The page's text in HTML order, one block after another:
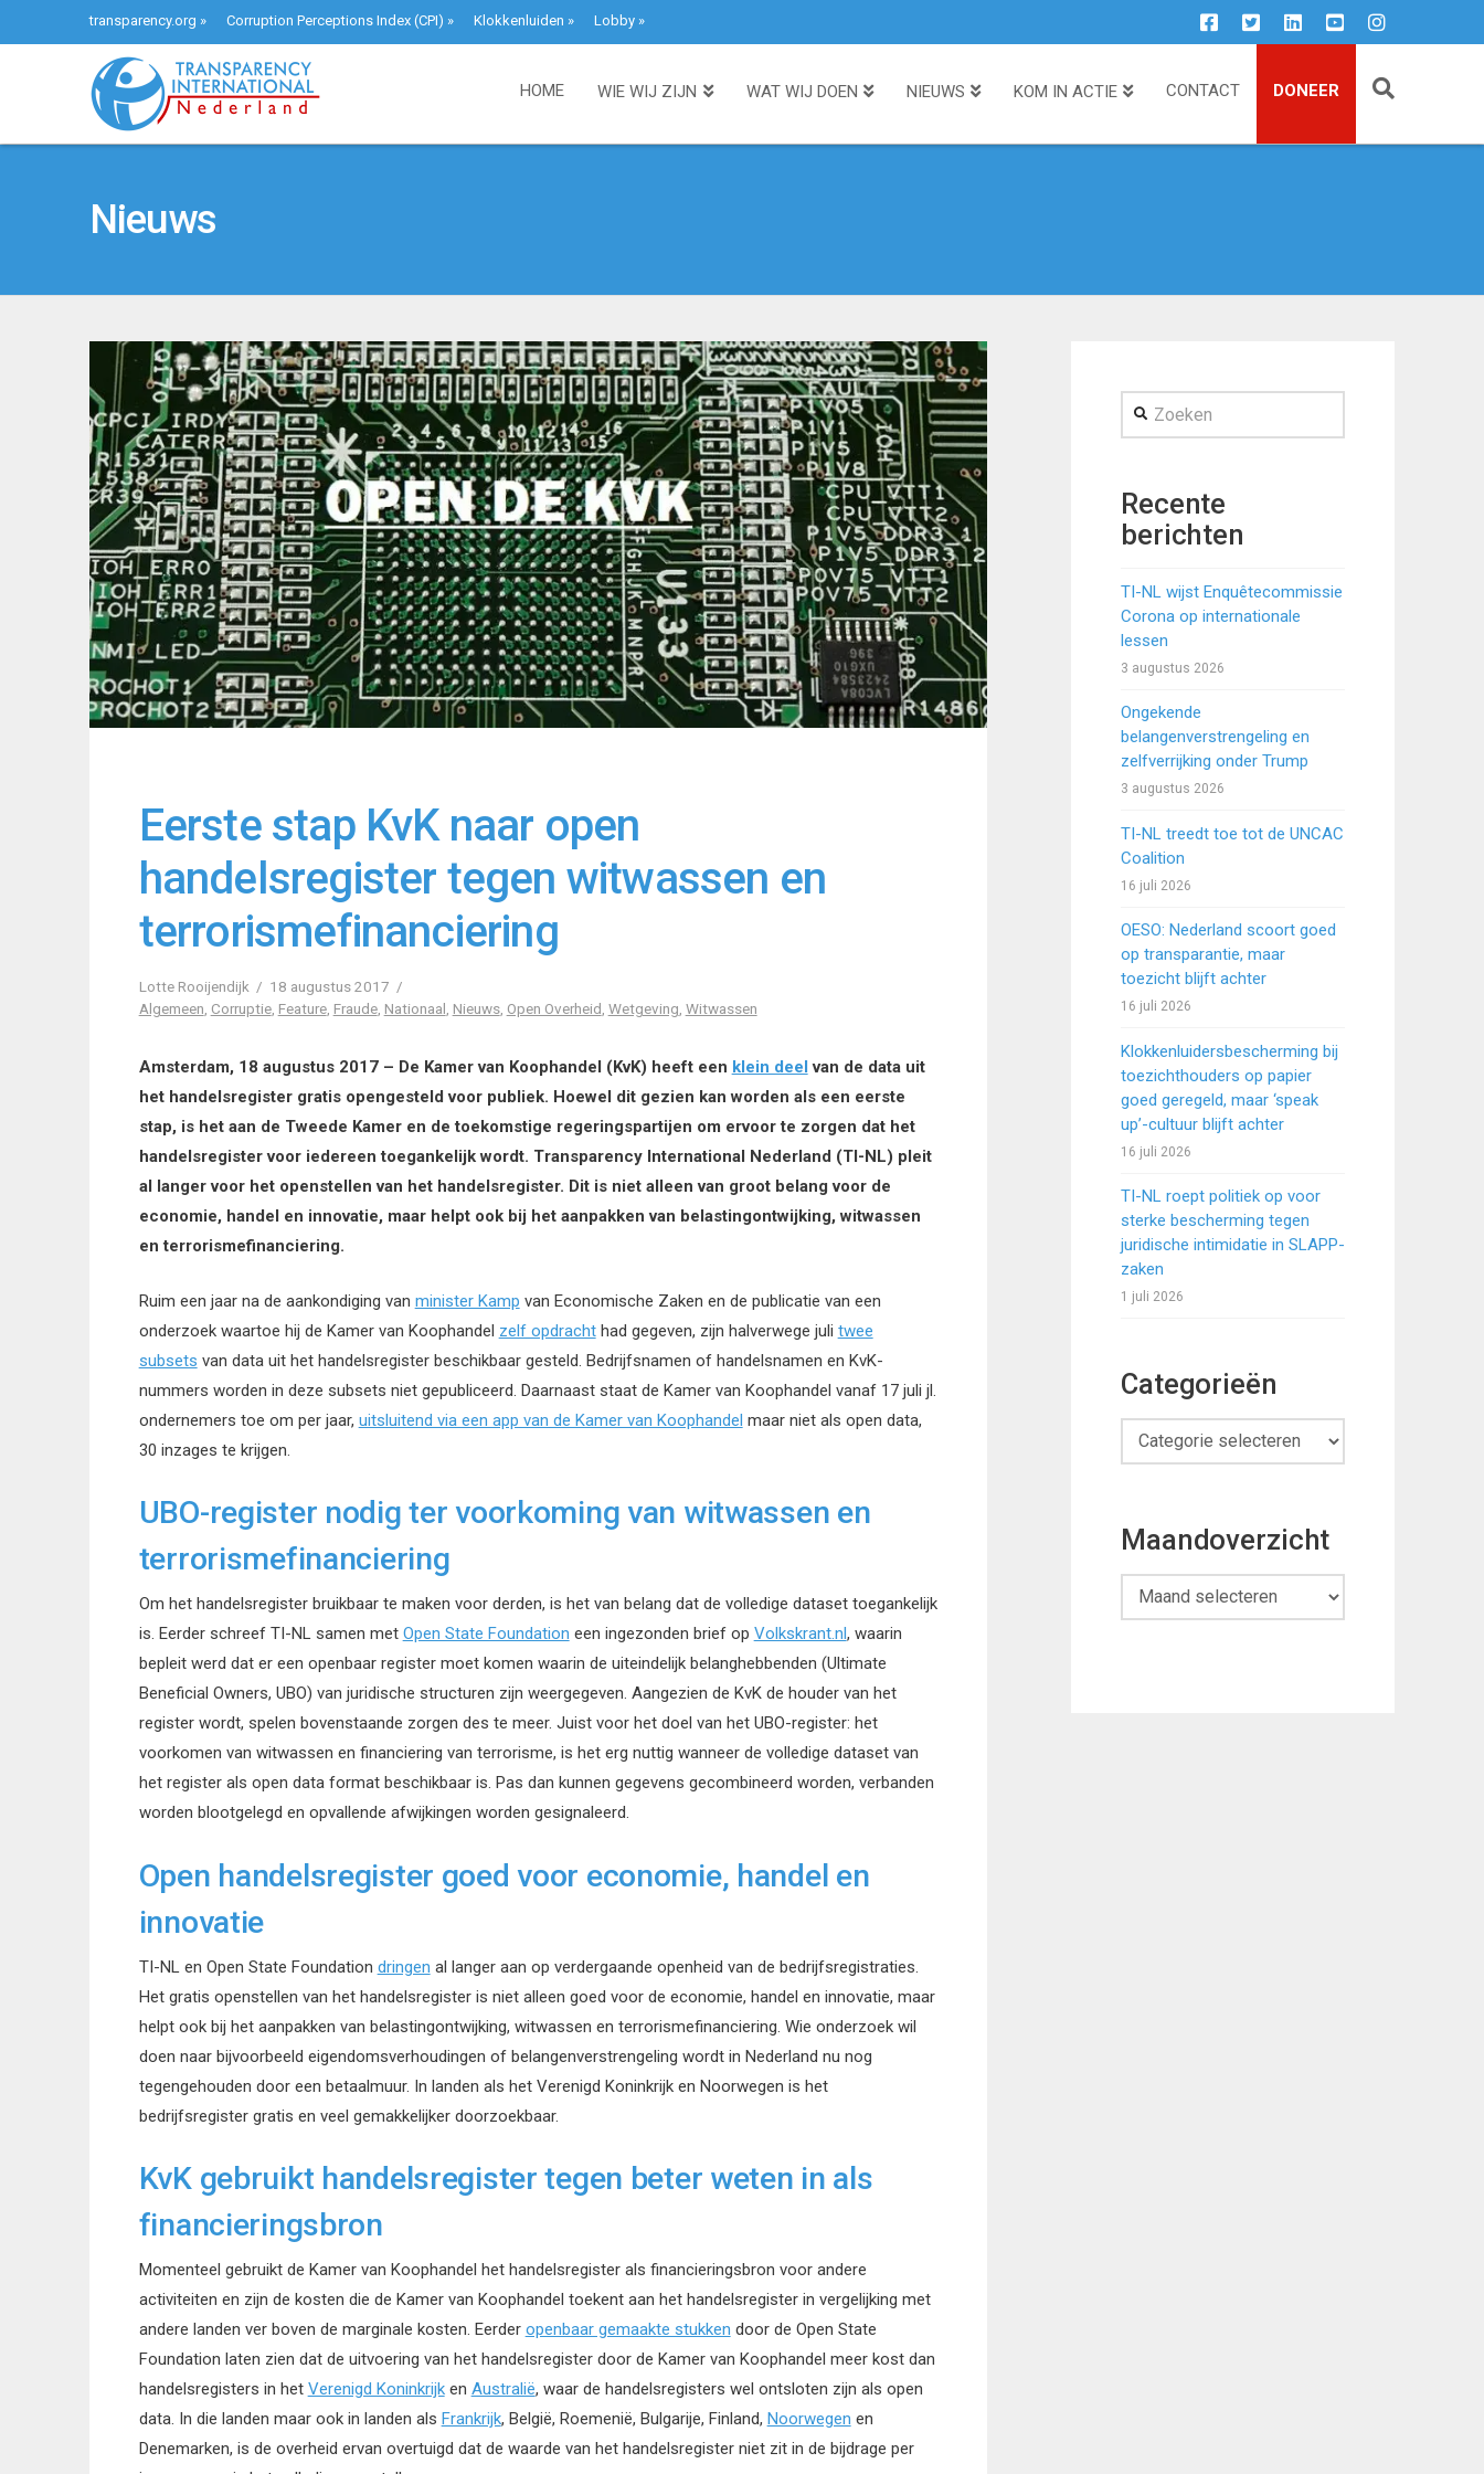
transparency.org » Corruption Perceptions Index (CPI) » Klokkenluiden » Lobby»
HOME WIE WIJ ZIJN WAT WIJ DOEN NIEUWS KOM IN ACTIE CONTACT DONEER
Nieuws
Eerste stap KvK naar open
handelsregister tegen witwassen en
terrorismefinanciering
Lotte Rooijendijk
18 augustus 2017
Algemeen Corruptie, Feature, Fraude, Nationaal Nieuws, Open Overheid Wetgeving Witwassen
Amsterdam, 18 augustus 2017 – De Kamer van Koophandel (KvK) heeft een klein deel van de data uit
het handelsregister gratis opengesteld voor publiek. Hoewel dit gezien kan worden als een eerste
stap, is het aan de Tweede Kamer en de toekomstige regeringspartijen om ervoor te zorgen dat het
handelsregister voor iedereen toegankelijk wordt. Transparency International Nederland (TI-NL) pleit
al langer voor het openstellen van het handelsregister. Dit is niet alleen van groot belang voor de
economie, handel en innovatie, maar helpt ook bij het aanpakken van belastingontwijking, witwassen
en terrorismefinanciering.
Ruim een jaar na de aankondiging van minister Kamp van Economische Zaken en de publicatie van een
onderzoek waartoe hij de Kamer van Koophandel zelf opdrachthad gegeven, zijn halverwege juli twee
subsets van data uit het handelsregister beschikbaar gesteld. Bedrijfsnamen of handelsnamen en KvK-
nummers worden in deze subsets niet gepubliceerd. Daarnaast staat de Kamer van Koophandel vanaf 17 juli jl.
ondernemers toe om per jaar, uitsluitend via een app van de Kamer van Koophandel maar niet als open data,
30 inzages te krijgen.
UBO-register nodig ter voorkoming van witwassen en
terrorismefinanciering
Om het handelsregister bruikbaar te maken voor derden, is het van belang dat de volledige dataset toegankelijk
is. Eerder schreef TI-NL samen met Open State Foundation een ingezonden brief op Volkskrant.nl, waarin
bepleit werd dat er een openbaar register moet komen waarin de uiteindelijk belanghebbenden (Ultimate
Beneficial Owners, UBO) van juridische structuren zijn weergegeven. Aangezien de KvK de houder van het
register wordt, spelen bovenstaande zorgen des te meer. Juist voor het doel van het UBO-register: het
voorkomen van witwassen en financiering van terrorisme, is het erg nuttig wanneer de volledige dataset van
het register als open data format beschikbaar is. Pas dan kunnen gegevens gecombineerd worden, verbanden
worden blootgelegd en opvallende afwijkingen worden gesignaleerd.
Open handelsregister goed voor economie, handel en
innovatie
TI-NL en Open State Foundation dringen al langer aan op verdergaande openheid van de bedrijfsregistraties.
Het gratis openstellen van het handelsregister is niet alleen goed voor de economie, handel en innovatie, maar
helpt ook bij het aanpakken van belastingontwijking, witwassen en terrorismefinanciering. Wie onderzoek wil
doen naar bijvoorbeeld eigendomsverhoudingen of belangenverstrengeling wordt in Nederland nu nog
tegengehouden door een betaalmuur. In landen als het Verenigd Koninkrijk en Noorwegen is het
bedrijfsregister gratis en veel gemakkelijker doorzoekbaar.
KvK gebruikt handelsregister tegen beter weten in als
financieringsbron
Momenteel gebruikt de Kamer van Koophandel het handelsregister als financieringsbron voor andere
activiteiten en zijn de kosten die de Kamer van Koophandel toekent aan het handelsregister in vergelijking met
andere landen ver boven de marginale kosten. Eerder openbaar gemaakte stukken door de Open State
Foundation laten zien dat de uitvoering van het handelsregister door de Kamer van Koophandel meer kost dan
handelsregisters in het Verenigd Koninkrijken Australië, waar de handelsregisters wel ontsloten zijn als open
data. In die landen maar ook in landen als Frankrijk, België, Roemenië, Bulgarije, Finland, Noorwegen en
Denemarken, is de overheid ervan overtuigd dat de waarde van het handelsregister niet zit in de bijdrage per
Zoeken
Recente
berichten
TI-NL wijst Enquêtecommissie
Corona op internationale
lessen
3 augustus 2026
Ongekende
belangenverstrengeling en
zelfverrijking onder Trump
3 augustus 2026
TI-NL treedt toe tot de UNCAC
Coalition
16 juli 2026
OESO: Nederland scoort goed
op transparantie, maar
toezicht blijft achter
16 juli 2026
Klokkenluidersbescherming bij
toezichthouders op papier
goed geregeld, maar ‘speak
up’-cultuur blijft achter
16 juli 2026
TI-NL roept politiek op voor
sterke bescherming tegen
juridische intimidatie in SLAPP-
zaken
1 juli 2026
Categorieën
Categorieën
Maandoverzicht
Maandoverzicht